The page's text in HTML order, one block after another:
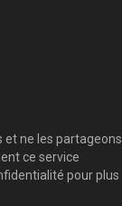
et ne les partageons
ce service
pour plus